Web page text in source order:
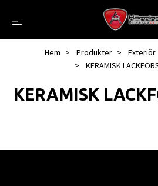
Hem Produkter Exteriör
KERAMISK
KERAMISK